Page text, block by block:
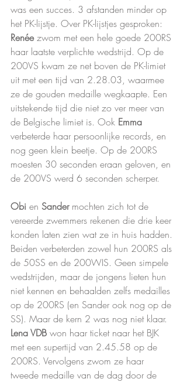
was een succes. 3 afstanden minder op
het PK-lijstje. Over PK-lijstjes gesproken:
Renée zwom met een hele goede 200RS
haar laatste verplichte wedstrijd. Op de
200VS kwam ze net boven de PK-limiet
uit met een tijd van 2.28.03, waarmee
ze de gouden medaille wegkaapte. Een
uitstekende tijd die niet zo ver meer van
de Belgische limiet is. Ook Emma
verbeterde haar persoonlijke records, en
nog geen klein beetje. Op de 200RS
moesten 30 seconden eraan geloven, en
de 200VS werd 6 seconden scherper.
Obi en Sander mochten zich tot de
vereerde zwemmers rekenen die drie keer
konden laten zien wat ze in huis hadden.
Beiden verbeterden zowel hun 200RS als
de 50SS en de 200WIS. Geen simpele
wedstrijden, maar de jongens lieten hun
niet kennen en behaalden zelfs medailles
op de 200RS (en Sander ook nog op de
SS). Maar de kern 2 was nog niet klaar.
Lena VDB won haar ticket naar het BJK
met een supertijd van 2.45.58 op de
200RS. Vervolgens zwom ze haar
tweede medaille van de dag door de